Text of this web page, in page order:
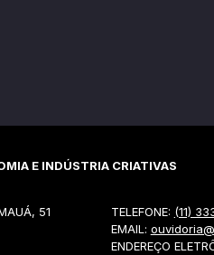
E INDÚSTRIA CRIATIVAS
51
TELEFONE: (11)
EMAIL:
ENDEREÇO